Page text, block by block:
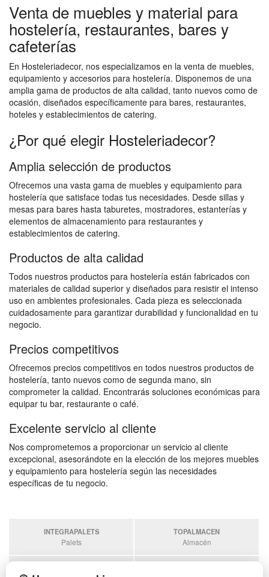
Venta de muebles y material para
hostelería, restaurantes, bares y
cafeterías
En Hosteleriadecor, nos especializamos en la venta de muebles,
equipamiento y accesorios para hostelería. Disponemos de una
amplia gama de productos de alta calidad, tanto nuevos como de
ocasión, diseñados específicamente para bares, restaurantes,
hoteles y establecimientos de catering.
¿Por qué elegir Hosteleriadecor?
Amplia selección de productos
Ofrecemos una vasta gama de muebles y equipamiento para
hostelería que satisface todas tus necesidades. Desde sillas y
mesas para bares hasta taburetes, mostradores, estanterías y
elementos de almacenamiento para restaurantes y
establecimientos de catering.
Productos de alta calidad
Todos nuestros productos para hostelería están fabricados con
materiales de calidad superior y diseñados para resistir el intenso
uso en ambientes profesionales. Cada pieza es seleccionada
cuidadosamente para garantizar durabilidad y funcionalidad en tu
negocio.
Precios competitivos
Ofrecemos precios competitivos en todos nuestros productos de
hostelería, tanto nuevos como de segunda mano, sin
comprometer la calidad. Encontrarás soluciones económicas para
equipar tu bar, restaurante o café.
Excelente servicio al cliente
Nos comprometemos a proporcionar un servicio al cliente
excepcional, asesorándote en la elección de los mejores muebles
y equipamiento para hostelería según las necesidades
específicas de tu negocio.
INTEGRAPALETS
Palets
TOPALMACEN
Almacén